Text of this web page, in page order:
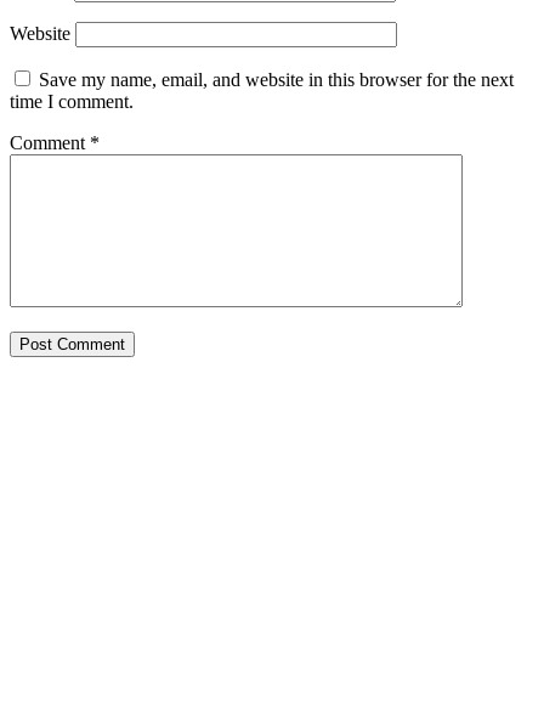
Website
Save my name, email, and website in this browser for the next
time I comment.
Comment *